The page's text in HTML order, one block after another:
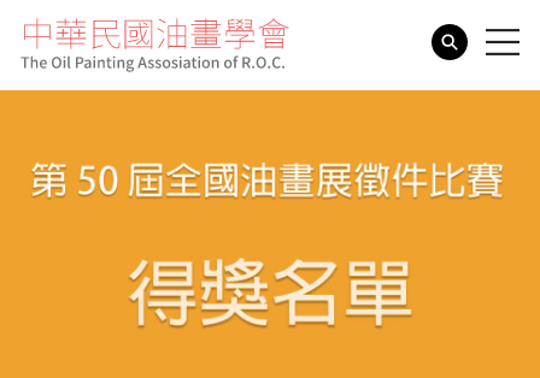
search